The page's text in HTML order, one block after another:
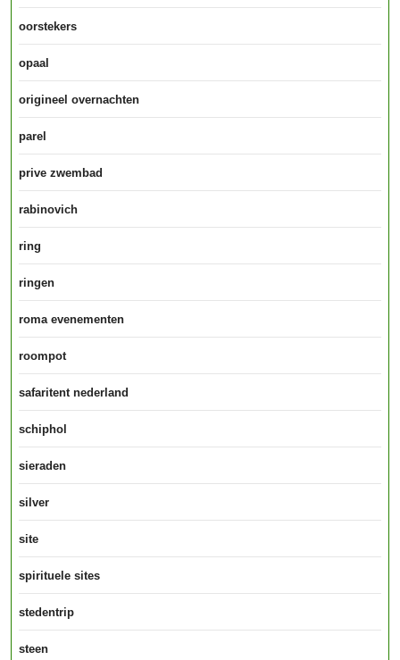
oorstekers
opaal
origineel overnachten
parel
prive zwembad
rabinovich
ring
ringen
roma evenementen
roompot
safaritent nederland
schiphol
sieraden
silver
site
spirituele sites
stedentrip
steen